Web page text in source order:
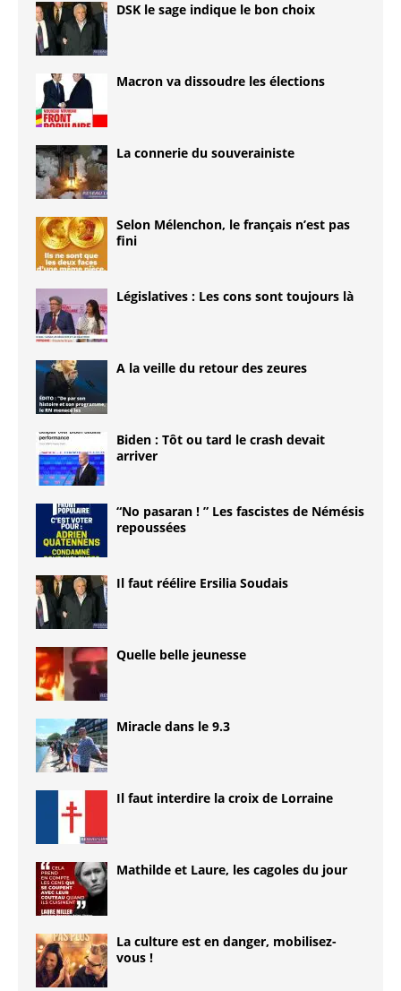
DSK le sage indique le bon choix
Macron va dissoudre les élections
La connerie du souverainiste
Selon Mélenchon, le français n’est pas
fini
Législatives : Les cons sont toujours là
A la veille du retour des zeures
Biden : Tôt ou tard le crash devait
arriver
“No pasaran ! ” Les fascistes de Némésis
repoussées
Il faut réélire Ersilia Soudais
Quelle belle jeunesse
Miracle dans le 9.3
Il faut interdire la croix de Lorraine
Mathilde et Laure, les cagoles du jour
La culture est en danger, mobilisez-
vous !